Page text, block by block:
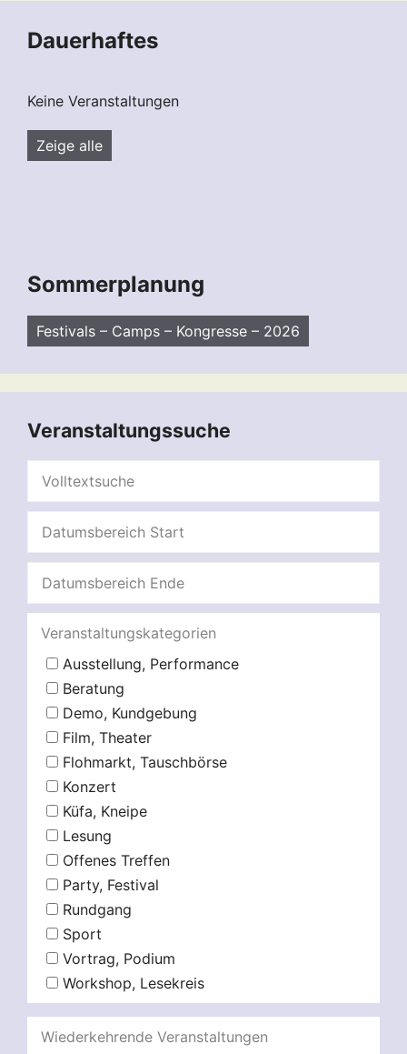
Dauerhaftes
Keine Veranstaltungen
Zeige alle
Sommerplanung
Festivals – Camps – Kongresse – 2026
Veranstaltungssuche
Veranstaltungskategorien
Ausstellung, Performance
Beratung
Demo, Kundgebung
Film, Theater
Flohmarkt, Tauschbörse
Konzert
Küfa, Kneipe
Lesung
Offenes Treffen
Party, Festival
Rundgang
Sport
Vortrag, Podium
Workshop, Lesekreis
Wiederkehrende Veranstaltungen